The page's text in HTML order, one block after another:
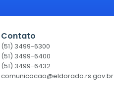
Contato
(51) 3499-6300
(51) 3499-6400
(51) 3499-6432
comunicacao@eldorado.rs.gov.br